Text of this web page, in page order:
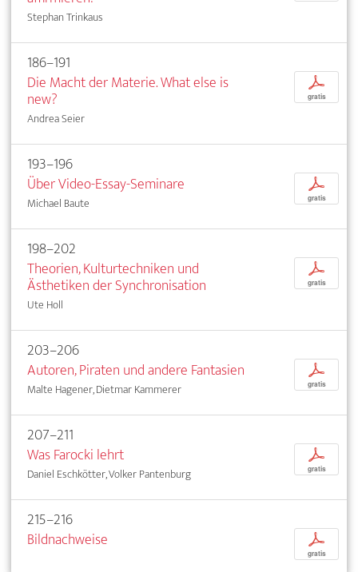
Stephan Trinkaus
186–191
Die Macht der Materie. What else is
new?
Andrea Seier
p
gratis
193–196
Über Video-Essay-Seminare
Michael Baute
p
gratis
198–202
Theorien, Kulturtechniken und
Ästhetiken der Synchronisation
Ute Holl
p
gratis
203–206
Autoren, Piraten und andere Fantasien
Malte Hagener, Dietmar Kammerer
p
gratis
207–211
Was Farocki lehrt
Daniel Eschkötter, Volker Pantenburg
p
gratis
215–216
Bildnachweise
p
gratis